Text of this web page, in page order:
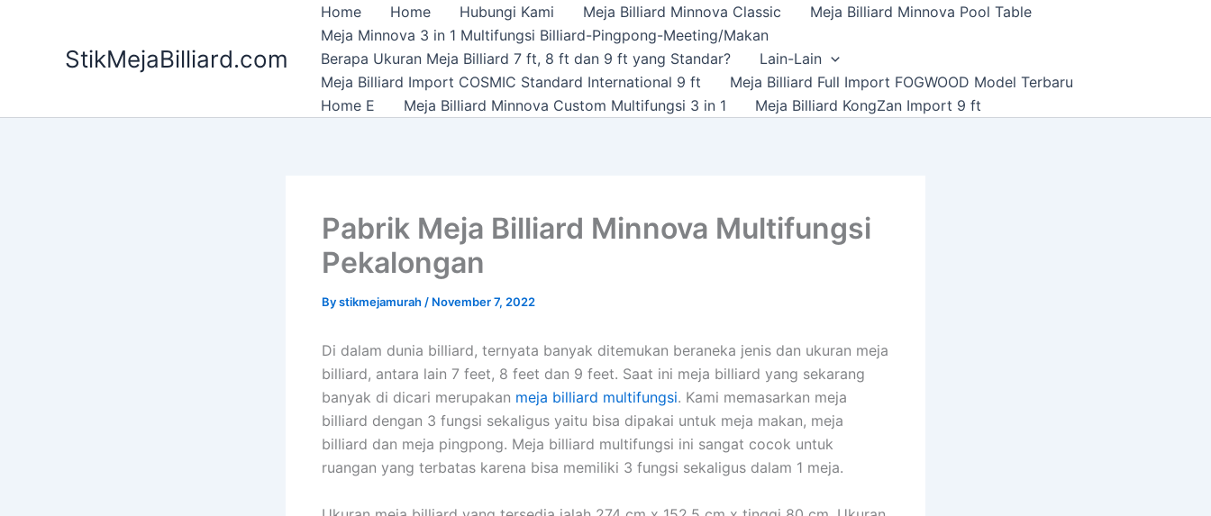
StikMejaBilliard.com
Home Home Hubungi Kami Meja Billiard Minnova Classic
Meja Billiard Minnova Pool Table
Meja Minnova 3 in 1 Multifungsi Billiard-Pingpong-Meeting/Makan
Berapa Ukuran Meja Billiard 7 ft, 8 ft dan 9 ft yang Standar?
Lain-Lain
Meja Billiard Import COSMIC Standard International 9 ft
Meja Billiard Full Import FOGWOOD Model Terbaru
Home E
Meja Billiard Minnova Custom Multifungsi 3 in 1 Meja Billiard KongZan Import 9 ft
Pabrik Meja Billiard Minnova Multifungsi
Pekalongan
Bystikmejamurah / November 7, 2022
Di dalam dunia billiard, ternyata banyak ditemukan beraneka jenis dan ukuran meja
billiard, antara lain 7 feet, 8 feet dan 9 feet. Saat ini meja billiard yang sekarang
banyak di dicari merupakan meja billiard multifungsi. Kami memasarkan meja
billiard dengan 3 fungsi sekaligus yaitu bisa dipakai untuk meja makan, meja
billiard dan meja pingpong. Meja billiard multifungsi ini sangat cocok untuk
ruangan yang terbatas karena bisa memiliki 3 fungsi sekaligus dalam 1 meja.